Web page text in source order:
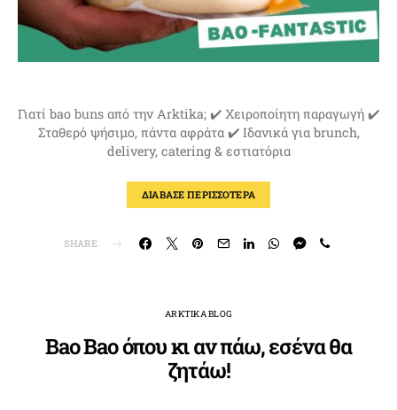
Γιατί bao buns από την Arktika; ✔️ Χειροποίητη παραγωγή ✔️
Σταθερό ψήσιμο, πάντα αφράτα ✔️ Ιδανικά για brunch,
delivery, catering & εστιατόρια
ΔΙΑΒΑΣΕ ΠΕΡΙΣΣΟΤΕΡΑ
SHARE
ARKTIKA BLOG
Bao Bao όπου κι αν πάω, εσένα θα
ζητάω!